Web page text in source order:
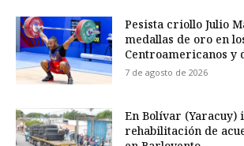
Pesista criollo Julio
medallas de oro en
Centroamericanos y
7 de agosto de 2026
En Bolívar
rehabilitación de